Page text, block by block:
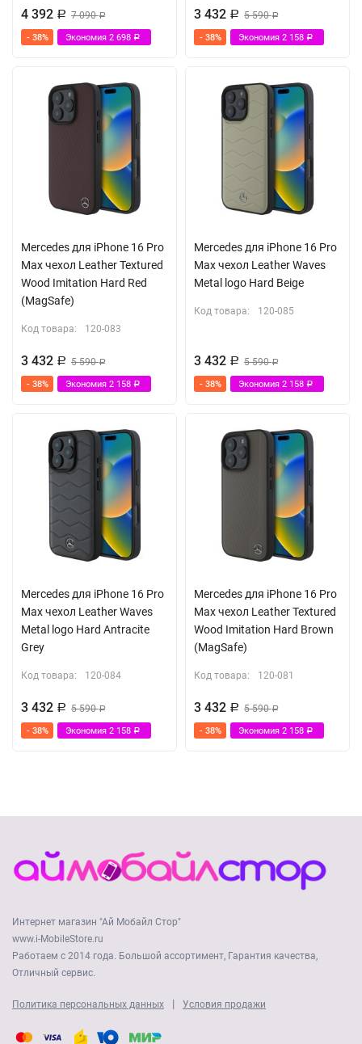
4 392 Р 7 090Р
- 38% Экономия 2 698 Р
3 432 Р 5 590Р
- 38% Экономия 2 158 Р
Mercedes для iPhone 16 Pro
Max чехол Leather Textured
Wood Imitation Hard Red
(MagSafe)
Код товара: 120-083
3 432 Р 5 590Р
- 38% Экономия 2 158 Р
Mercedes для iPhone 16 Pro
Max чехол Leather Waves
Metal logo Hard Beige
Код товара: 120-085
3 432 Р 5 590Р
- 38% Экономия 2 158 Р
Mercedes для iPhone 16 Pro
Max чехол Leather Waves
Metal logo Hard Antracite
Grey
Код товара: 120-084
3 432 Р 5 590Р
- 38% Экономия 2 158 Р
Mercedes для iPhone 16 Pro
Max чехол Leather Textured
Wood Imitation Hard Brown
(MagSafe)
Код товара: 120-081
3 432 Р 5 590Р
- 38% Экономия 2 158 Р
Интернет магазин "Ай Мобайл Стор"
www.i-MobileStore.ru
Работаем с 2014 года. Большой ассортимент, Гарантия качества,
Отличный сервис.
Политика персональных данных | Условия продажи